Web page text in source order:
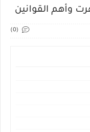
وأهم القوانين
(0)